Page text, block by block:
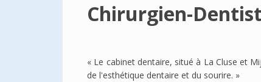
Chirurgien-
« Le cabinet dentaire, situé à La Cluse et
de l'esthétique dentaire et du sourire. »